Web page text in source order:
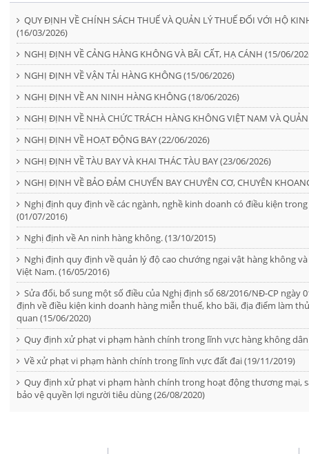
QUY ĐỊNH VỀ CHÍNH SÁCH THUẾ VÀ QUẢN LÝ THUẾ ĐỐI VỚI HỘ
(16/03/2026)
NGHỊ ĐỊNH VỀ CẢNG HÀNG KHÔNG VÀ BÃI CẤT, HẠ CÁNH (15/06/
NGHỊ ĐỊNH VỀ VẬN TẢI HÀNG KHÔNG (15/06/2026)
NGHỊ ĐỊNH VỀ AN NINH HÀNG KHÔNG (18/06/2026)
NGHỊ ĐỊNH VỀ NHÀ CHỨC TRÁCH HÀNG KHÔNG VIỆT NAM VÀ
NGHỊ ĐỊNH VỀ HOẠT ĐỘNG BAY (22/06/2026)
NGHỊ ĐỊNH VỀ TÀU BAY VÀ KHAI THÁC TÀU BAY (23/06/2026)
NGHỊ ĐỊNH VỀ BẢO ĐẢM CHUYỂN BAY CHUYÊN CƠ, CHUYÊN
Nghị định quy định về các ngành, nghề kinh doanh có điều kiện
(01/07/2016)
Nghị định về An ninh hàng không. (13/10/2015)
Nghị định quy định về quản lý độ cao chướng ngại vật hàng không
Việt Nam. (16/05/2016)
Sửa đổi, bổ sung một số điều của Nghị định số 68/2016/NĐ-CP ngày
định về điều kiện kinh doanh hàng miễn thuế, kho bãi, địa điểm làm
quan (15/06/2020)
Quy định xử phạt vi phạm hành chính trong lĩnh vực hàng không
Về xử phạt vi phạm hành chính trong lĩnh vực đất đai (19/11/2019)
Quy định xử phạt vi phạm hành chính trong hoạt động thương mại,
bảo vệ quyền lợi người tiêu dùng (26/08/2020)